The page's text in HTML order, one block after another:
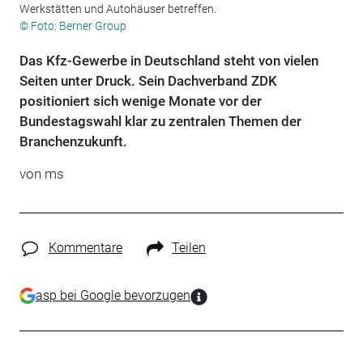
Werkstätten und Autohäuser betreffen.
© Foto: Berner Group
Das Kfz-Gewerbe in Deutschland steht von vielen
Seiten unter Druck. Sein Dachverband ZDK
positioniert sich wenige Monate vor der
Bundestagswahl klar zu zentralen Themen der
Branchenzukunft.
von ms
Kommentare Teilen
asp bei Google bevorzugen